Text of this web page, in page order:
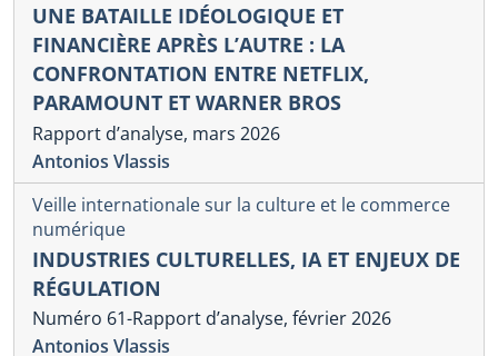
UNE BATAILLE IDÉOLOGIQUE ET
FINANCIÈRE APRÈS L’AUTRE : LA
CONFRONTATION ENTRE NETFLIX,
PARAMOUNT ET WARNER BROS
Rapport d’analyse, mars 2026
Antonios Vlassis
Veille internationale sur la culture et le commerce
numérique
INDUSTRIES CULTURELLES, IA ET ENJEUX DE
RÉGULATION
Numéro 61-Rapport d’analyse, février 2026
Antonios Vlassis